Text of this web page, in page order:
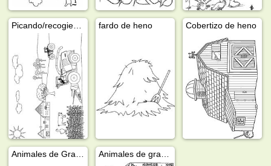
fardo de heno Cobertizo de heno